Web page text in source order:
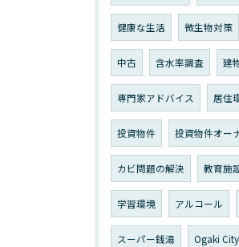
健康な生活 微生物対策
中古 含水率調査 建
専門家アドバイス 居住
投資物件 投資物件オー
カビ問題の解決 教育施
学習環境 アルコール
スーパー銭湯 Ogaki City